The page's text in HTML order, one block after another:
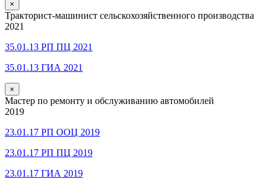
×
Тракторист-машинист сельскохозяйственного производства
2021
35.01.13 РП ПЦ 2021
35.01.13 ГИА 2021
×
Мастер по ремонту и обслуживанию автомобилей
2019
23.01.17 РП ООЦ 2019
23.01.17 РП ПЦ 2019
23.01.17 ГИА 2019